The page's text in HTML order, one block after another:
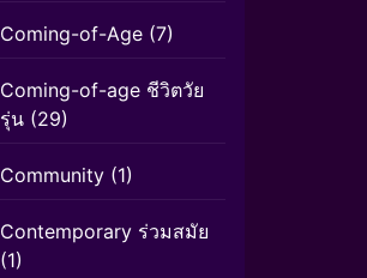
Coming-of-Age (7)
Coming-of-age ชีวิตวัย
รุ่น (29)
Community (1)
Contemporary ร่วมสมัย
(1)